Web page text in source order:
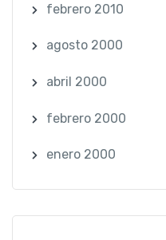
febrero 2010
agosto 2000
abril 2000
febrero 2000
enero 2000